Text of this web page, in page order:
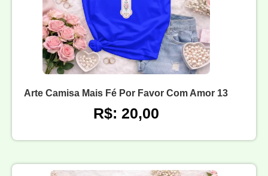
Arte Camisa Mais Fé Por Favor Com Amor 13
R$: 20,00